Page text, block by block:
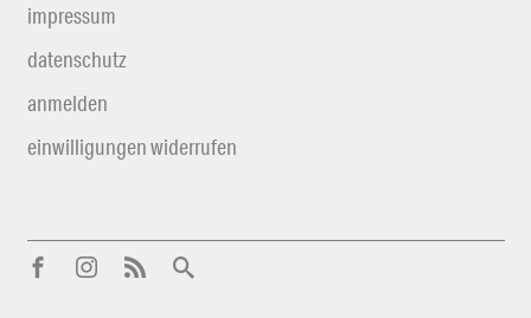
impressum
datenschutz
anmelden
einwilligungen widerrufen